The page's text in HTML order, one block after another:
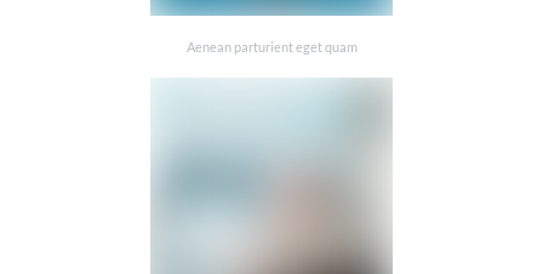
Aenean parturient eget quam